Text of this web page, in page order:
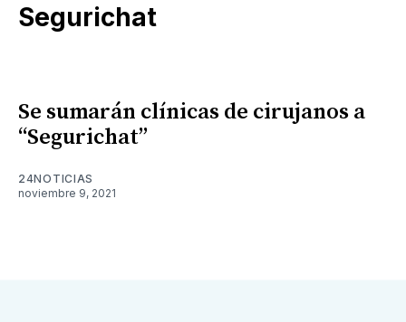
Segurichat
Se sumarán clínicas de cirujanos a
“Segurichat”
24NOTICIAS
noviembre 9, 2021